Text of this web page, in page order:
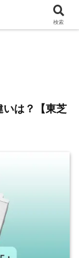
いは？【東芝
検索